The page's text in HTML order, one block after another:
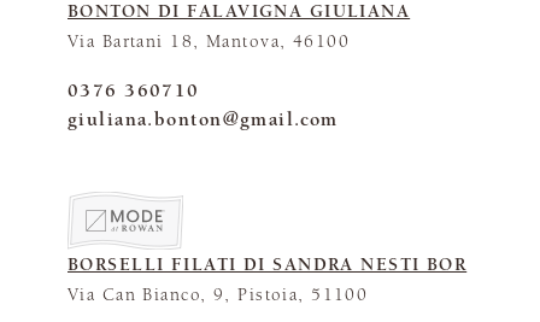
BONTON DI FALAVIGNA GIULIANA
Via Bartani 18, Mantova, 46100
0376 360710
giuliana.bonton@gmail.com
BORSELLI FILATI DI SANDRA NESTI BOR
Via Can Bianco, 9, Pistoia, 51100